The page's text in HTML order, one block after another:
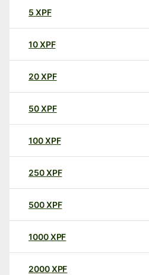
5 XPF
10XPF
20XPF
50XPF
100XPF
250XPF
500XPF
1000XPF
2000XPF